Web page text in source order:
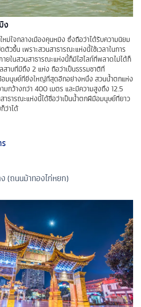
ง
หม่ใจกลางเมืองคุนหมิง ซึ่งถือว่าได้รับความนิยม
ตัวขึ้น เพราะสวนสาธารณะแห่งนี้ใช้เวลาในการ
ยในสวนสาธารณะแห่งนี้ก็มีไฮไลท์ที่พลาดไม่ได้ก็
สาบที่มีถึง 2 แห่ง ถือว่าเป็นธรรมชาติที่
มนุษย์ที่ยิ่งใหญ่ที่สุดอีกอย่างหนึ่ง สวนน้ำตกแห่ง
กว้างกว่า 400 เมตร และมีความสูงถึง 12.5
าธารณะแห่งนี้ได้ชื่อว่าเป็นน้ำตกฝีมือมนุษย์ที่ยาว
ว่าได้
(ถนนม้าทองไก่หยก)